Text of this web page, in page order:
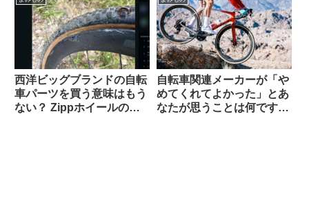
西洋ビッグブランドの自転
車パーツを買う意味はもう
ない？ Zippホイールの生
自転車関連メーカーが「や
めてくれてよかった」とあ
なたが思うことは何ですか